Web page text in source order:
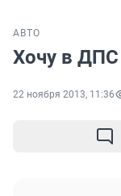
АВТО
Хочу в ДПС
22 ноября 2013, 11:36